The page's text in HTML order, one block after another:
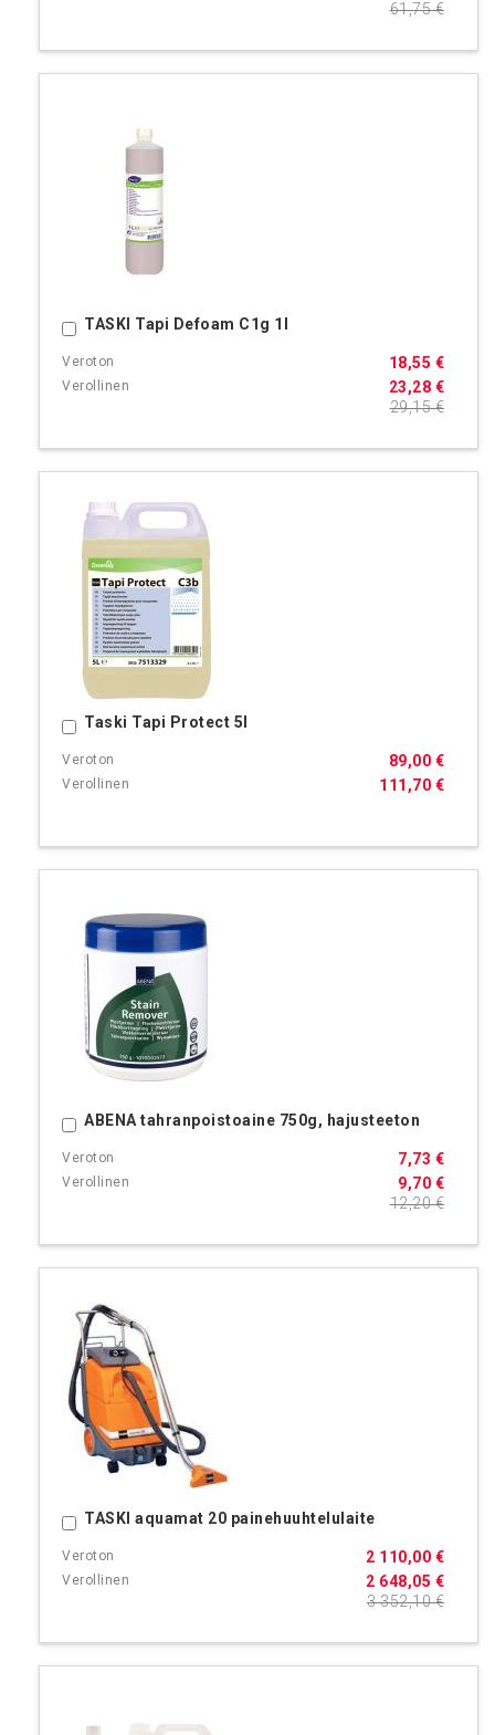
61,75 €
TASKI Tapi Defoam C1g 1l
23,28 €
18,55 €
29,15 €
Ostoskoriin
Taski Tapi Protect 5l
111,70 €
89,00 €
Ostoskoriin
ABENA tahranpoistoaine 750g, hajusteeton
9,70 €
7,73 €
12,20 €
Ostoskoriin
TASKI aquamat 20 painehuuhtelulaite
2 648,05 €
2 110,00 €
3 352,10 €
Ostoskoriin